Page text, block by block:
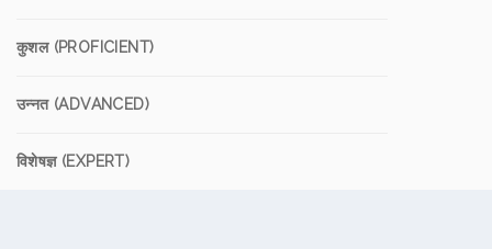
कुशल (PROFICIENT)
उन्नत (ADVANCED)
विशेषज्ञ (EXPERT)